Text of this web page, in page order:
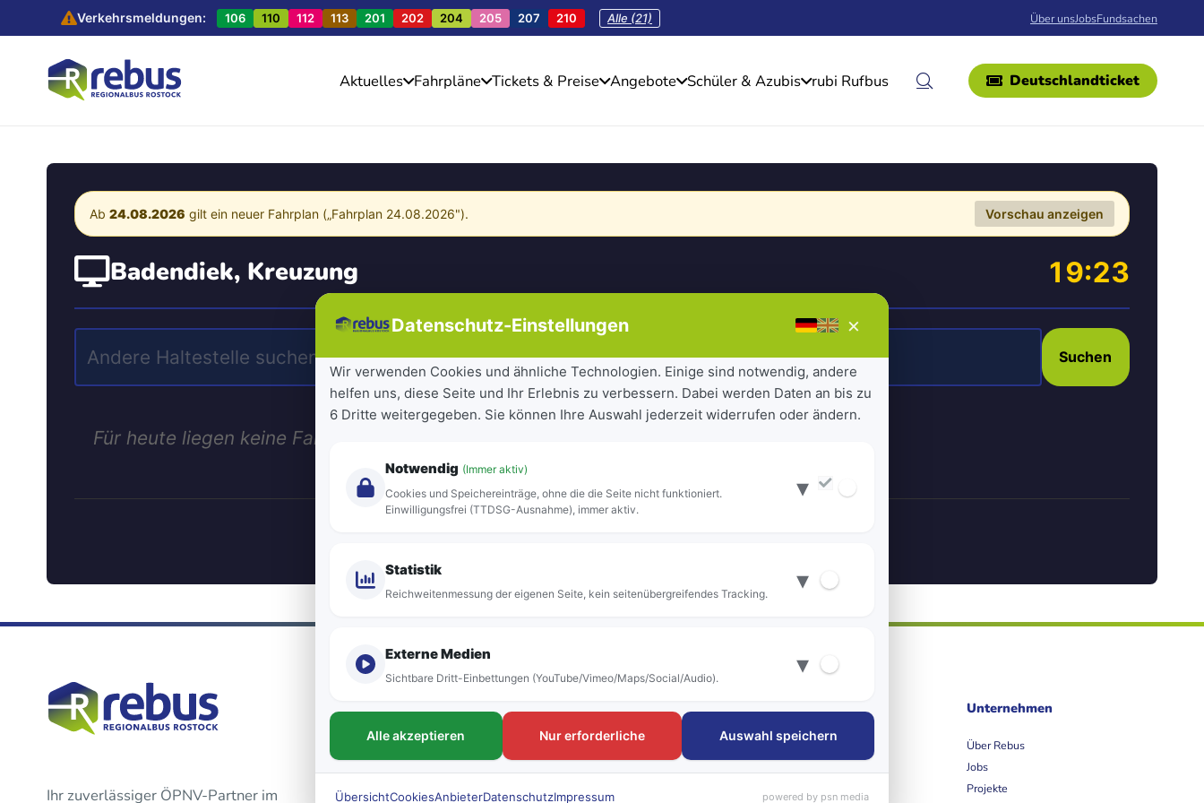
Verkehrsmeldungen: 106 110 112 113 201 202 204 205 207 210 Alle (21) Über unsJobsFundsachen
Aktuelles Fahrpläne Tickets & Preise Angebote Schüler & Azubis rubi Rufbus Deutschlandticket
Ab24.08.2026 gilt ein neuer Fahrplan („Fahrplan 24.08.2026"). Vorschau anzeigen
Badendiek, Kreuzung 19:23
Suchen
Für heute liegen keine Fahrten dieser Haltestelle im aktiven Fahrplan vor.
Ihr zuverlässiger ÖPNV-Partner im
FAHRTEN
Linien & Fahrpläne
Tickets & Tarife
Deutschlandticket
Unternehmen
Über Rebus
Jobs
Projekte
Datenschutz-Einstellungen ×
Wir verwenden Cookies und ähnliche Technologien. Einige sind notwendig, andere
helfen uns, diese Seite und Ihr Erlebnis zu verbessern. Dabei werden Daten an bis zu
6 Dritte weitergegeben. Sie können Ihre Auswahl jederzeit widerrufen oder ändern.
Notwendig (Immer aktiv)
Cookies und Speichereinträge, ohne die die Seite nicht funktioniert.
Einwilligungsfrei (TTDSG-Ausnahme), immer aktiv.
▾
Statistik
Reichweitenmessung der eigenen Seite, kein seitenübergreifendes Tracking. ▾
Externe Medien
Sichtbare Dritt-Einbettungen (YouTube/Vimeo/Maps/Social/Audio). ▾
Alle akzeptieren Nur erforderliche Auswahl speichern
ÜbersichtCookiesAnbieterDatenschutzImpressum powered by psn media